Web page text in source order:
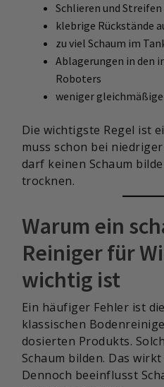
Schlieren und
klebrige Rückstände
zu viel Schaum im
Ablagerungen in den
Roboters
weniger
Die wichtigste Regel ist
muss schon bei
darf keinen Schaum
trocknen.
Warum ein
Reiniger für
wichtig ist
Ein häufiger Fehler ist
klassischen
dosierten Produkts.
Schaum bilden. Das
Dennoch beeinflusst